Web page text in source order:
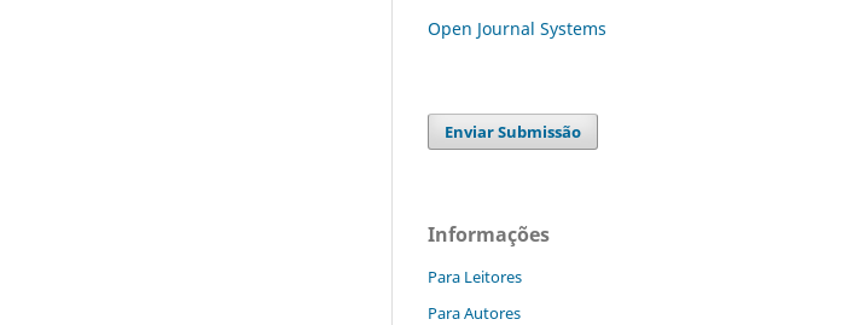
Open Journal Systems
Enviar Submissão
Informações
Para Leitores
Para Autores